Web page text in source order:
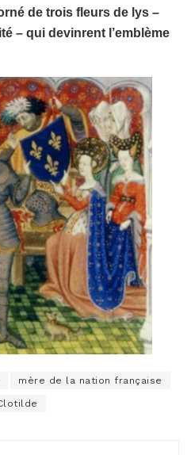
de trois fleurs de lys –
– qui devinrent l’emblème
mère de la nation française